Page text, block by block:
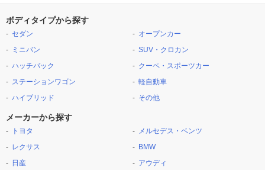
ボディタイプから探す
セダン
ミニバン
ハッチバック
ステーションワゴン
ハイブリッド
オープンカー
SUV・クロカン
クーペ・スポーツカー
軽自動車
その他
メーカーから探す
トヨタ
レクサス
日産
メルセデス・ベンツ
BMW
アウディ